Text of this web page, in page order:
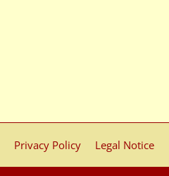
Privacy Policy Legal Notice